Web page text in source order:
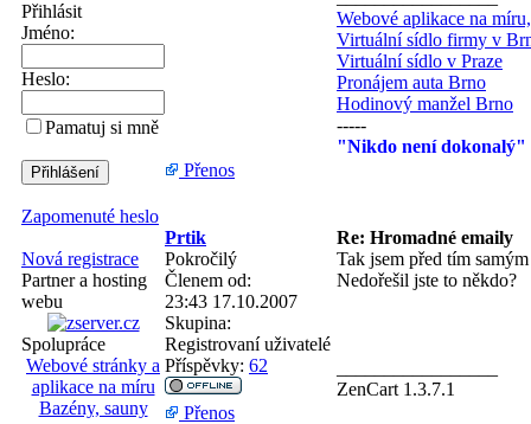
Přihlásit
Jméno:
Heslo:
Pamatuj si mně
Zapomenuté heslo
Nová registrace
Partner a hosting
webu
Spolupráce
Webové stránky a
aplikace na míru
Bazény, sauny
Webové aplikace na
Virtuální sídlo firmy v
Virtuální sídlo v Praze
Pronájem auta Brno
Hodinový manžel Brno
-----
"Nikdo není dokonalý"
Přenos
Prtik
Re: Hromadné emaily
Pokročilý
Členem od:
23:43 17.10.2007
Skupina:
Registrovaní uživatelé
Příspěvky: 62
Tak jsem před tím
Nedořešil jste to někdo?
ZenCart 1.3.7.1
Přenos